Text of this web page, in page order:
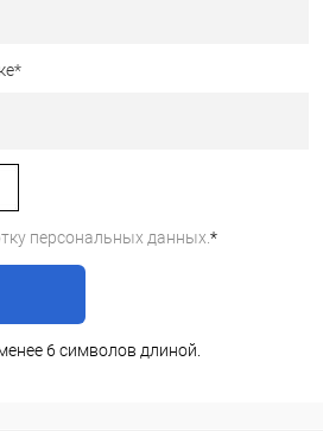
*
персональных данных. *
6 символов длиной.